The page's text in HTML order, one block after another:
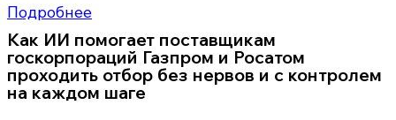
Подробнее
Как ИИ помогает поставщикам
госкорпораций Газпром и Росатом
проходить отбор без нервов и с контролем
на каждом шаге